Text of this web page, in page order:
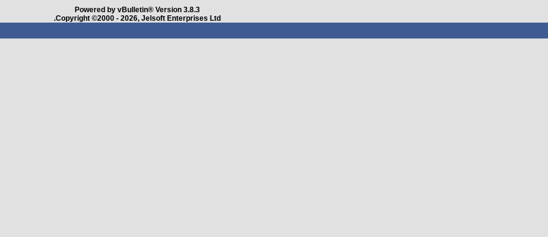
Powered by vBulletin® Version 3.8.3
Copyright ©2000 - 2026, Jelsoft Enterprises Ltd.